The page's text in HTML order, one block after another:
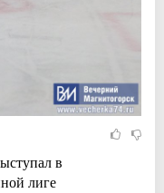
в
лиге